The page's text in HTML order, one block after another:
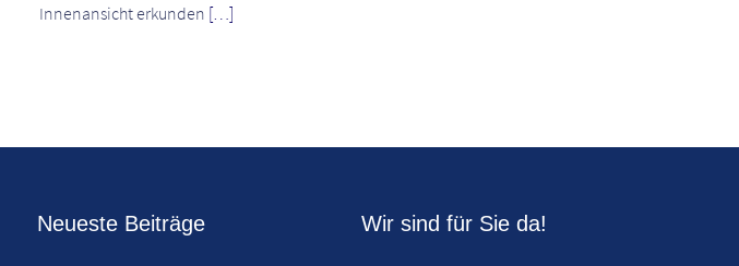
Innenansicht erkunden […]
Neueste Beiträge Wir sind für Sie da!